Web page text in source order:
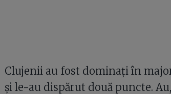
Clujenii au fost dominați în
și le-au dispărut două puncte.